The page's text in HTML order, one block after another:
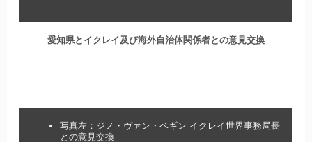
愛知県とイクレイ及び海外自治体関係者との意見交換
写真左：ジノ・ヴァン・ベギン イクレイ世界事務局長
との意見交換